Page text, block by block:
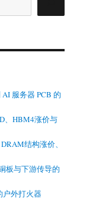
服务器 PCB 的
、HBM4涨价与
结构涨价、
板与下游传导的
户外打火器